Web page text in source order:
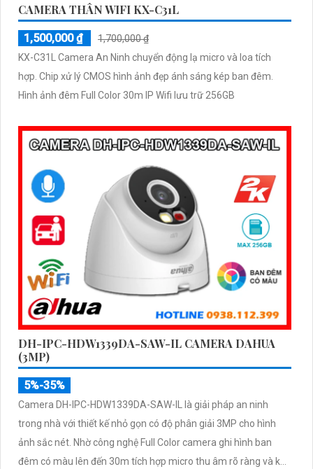
CAMERA THÂN WIFI KX-C31L
1,500,000 ₫
1,700,000 ₫
KX-C31L Camera An Ninh chuyển động lạ micro và loa tích
hợp. Chip xử lý CMOS hình ảnh đẹp ánh sáng kép ban đêm.
Hình ảnh đêm Full Color 30m IP Wifi lưu trữ 256GB
DH-IPC-HDW1339DA-SAW-IL CAMERA DAHUA
(3MP)
5%-35%
Camera DH-IPC-HDW1339DA-SAW-IL là giải pháp an ninh
trong nhà với thiết kế nhỏ gọn có độ phân giải 3MP cho hình
ảnh sắc nét. Nhờ công nghệ Full Color camera ghi hình ban
đêm có màu lên đến 30m tích hợp micro thu âm rõ ràng và khả